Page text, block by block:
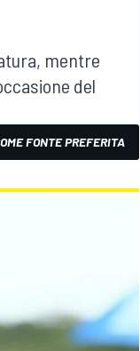
mentre
del
FONTE PREFERITA